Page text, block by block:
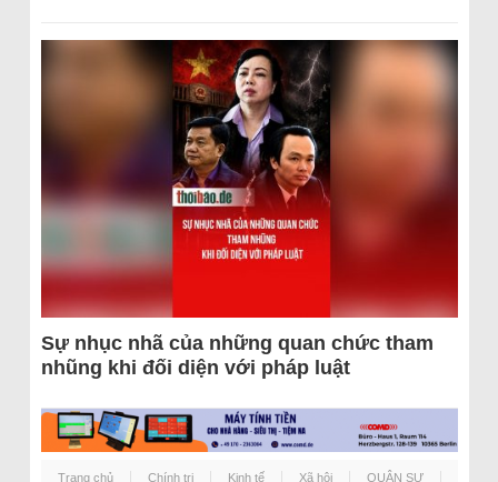
Sự nhục nhã của những quan chức tham
nhũng khi đối diện với pháp luật
Trang chủ Chính trị Kinh tế Xã hội QUÂN SỰ